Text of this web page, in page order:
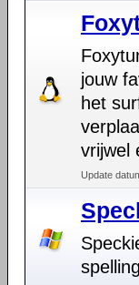
jouw
het
vrijwel
Update